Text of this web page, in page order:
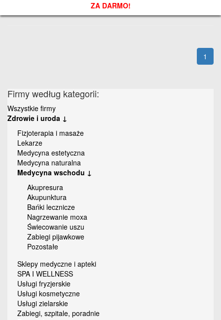
ZA DARMO!
1
Firmy według kategorii:
Wszystkie firmy
Zdrowie i uroda ↓
Fizjoterapia i masaże
Lekarze
Medycyna estetyczna
Medycyna naturalna
Medycyna wschodu ↓
Akupresura
Akupunktura
Bańki lecznicze
Nagrzewanie moxa
Świecowanie uszu
Zabiegi pijawkowe
Pozostałe
Sklepy medyczne i apteki
SPA I WELLNESS
Usługi fryzjerskie
Usługi kosmetyczne
Usługi zielarskie
Zabiegi, szpitale, poradnie